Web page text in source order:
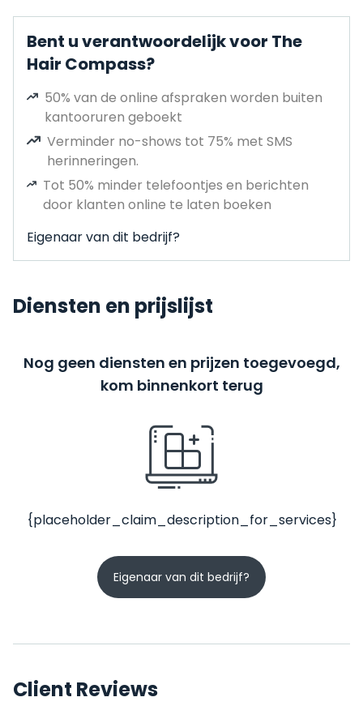
Bent u verantwoordelijk voor The
Hair Compass?
50% van de online afspraken worden buiten
kantooruren geboekt
Verminder no-shows tot 75% met SMS
herinneringen.
Tot 50% minder telefoontjes en berichten
door klanten online te laten boeken
Eigenaar van dit bedrijf?
Diensten en prijslijst
Nog geen diensten en prijzen toegevoegd,
kom binnenkort terug
{placeholder_claim_description_for_services}
Eigenaar van dit bedrijf?
Client Reviews